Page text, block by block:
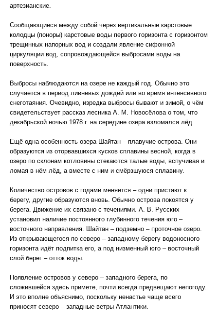
артезианские.
Сообщающиеся между собой через вертикальные карстовые
колодцы (поноры) карстовые воды первого горизонта с горизонтом
трещинных напорных вод и создали явление сифонной
циркуляции вод, сопровождающейся выбросами воды на
поверхность.
Выбросы наблюдаются на озере не каждый год. Обычно это
случается в период ливневых дождей или во время интенсивного
снеготаяния. Очевидно, изредка выбросы бывают и зимой, о чём
свидетельствует рассказ лесника А. М. Новосёлова о том, что
декабрьской ночью 1978 г. на середине озера взломался лёд
Ещё одна особенность озера Шайтан – плавучие острова. Они
образуются из оторвавшихся кусков сплавины весной, когда в
озеро по склонам котловины стекаются талые воды, вспучивая и
ломая в нём лёд, а вместе с ним и смёрзшуюся сплавину.
Количество островов с годами меняется – одни пристают к
берегу, другие образуются вновь. Обычно острова покоятся у
берега. Движение их связано с течениями. А. В. Русских
установил наличие постоянного глубинного течения юго –
восточного направления. Шайтан – подземно – проточное озеро.
Из открывающегося по северо – западному берегу водоносного
горизонта идёт подпитка его, а под низменный юго – восточный
слой берег – отток воды.
Появление островов у северо – западного берега, по
сложившейся здесь примете, почти всегда предвещают непогоду.
И это вполне объяснимо, поскольку ненастье чаще всего
приносят северо – западные ветры Атлантики.